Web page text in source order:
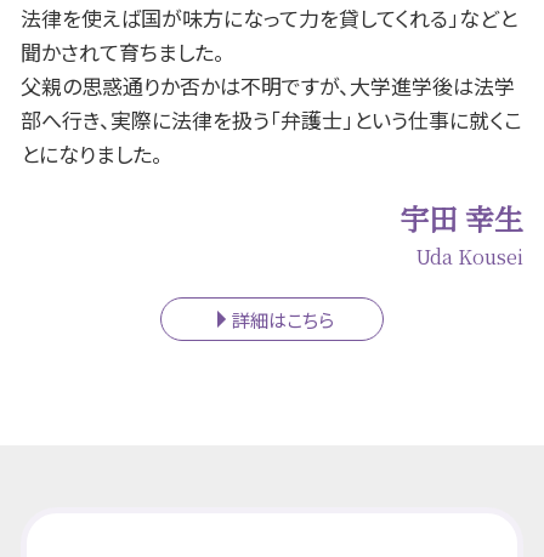
法律を使えば国が味方になって力を貸してくれる」などと
聞かされて育ちました。
父親の思惑通りか否かは不明ですが、大学進学後は法学
部へ行き、実際に法律を扱う「弁護士」という仕事に就くこ
とになりました。
宇田 幸生
Uda Kousei
詳細はこちら